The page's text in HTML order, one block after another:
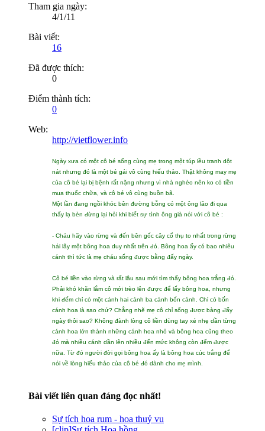
Tham gia ngày:
4/1/11
Bài viết:
16
Đã được thích:
0
Điểm thành tích:
0
Web:
http://vietflower.info
Ngày xưa có một cô bé sống cùng mẹ trong một túp lều tranh dột
nát nhưng đó là một bé gái vô cùng hiếu thảo. Thật không may mẹ
của cô bé lại bị bệnh rất nặng nhưng vì nhà nghèo nên ko có tiền
mua thuốc chữa, và cô bé vô cùng buồn bã.
Một lần đang ngồi khóc bên đường bỗng có một ông lão đi qua
thấy lạ bèn đừng lại hỏi khi biết sự tình ông già nói với cô bé :
- Cháu hãy vào rừng và đến bên gốc cây cổ thụ to nhất trong rừng
hái lây một bông hoa duy nhất trên đó. Bông hoa ấy có bao nhiêu
cánh thì tức là mẹ cháu sống được bằng đấy ngày.
Cô bé liền vào rừng và rất lâu sau mới tìm thấy bông hoa trắng đó.
Phải khó khăn lắm cô mới trèo lên được để lấy bông hoa, nhưng
khi đếm chỉ có một cánh hai cánh ba cánh bốn cánh. Chỉ có bốn
cánh hoa là sao chứ? Chẳng nhẽ mẹ cô chỉ sống được bàng đấy
ngày thôi sao? Không đành lòng cô liền dùng tay xé nhẹ dần từng
cánh hoa lớn thành những cánh hoa nhỏ và bông hoa cũng theo
đó mà nhiều cánh dần lên nhiều đến mức không còn đếm được
nữa. Từ đó người đời gọi bông hoa ấy là bông hoa cúc trắng để
nói về lòng hiếu thảo của cô bé đó dành cho mẹ mình.
Bài viết liên quan đáng đọc nhất!
Sự tích hoa rum - hoa thuỷ vu